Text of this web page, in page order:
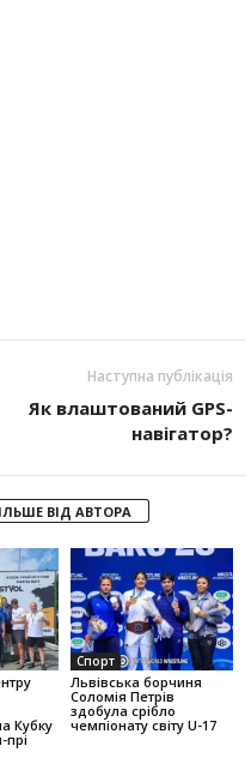
Наступна публікація
Як влаштований GPS-
навігатор?
ВІД АВТОРА
Кубку
прі
Спорт
Львівська борчиня
Соломія Петрів
здобула срібло
чемпіонату світу U-17